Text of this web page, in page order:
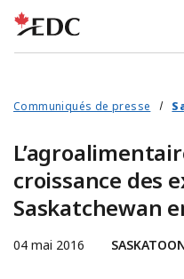
Communiqués de presse
croissance des
Saskatchewan
04 mai 2016